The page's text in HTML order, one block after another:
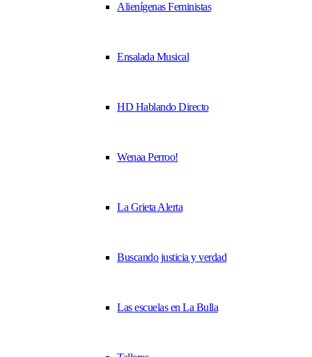
Alienígenas Feministas
Ensalada Musical
HD Hablando Directo
Wenaa Perroo!
La Grieta Alerta
Buscando justicia y verdad
Las escuelas en La Bulla